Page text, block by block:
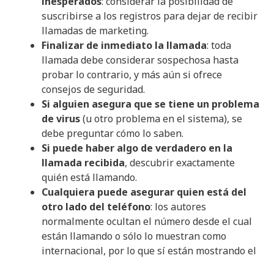
suscribirse a los registros para dejar de recibir
llamadas de marketing.
Finalizar de inmediato la llamada: toda
llamada debe considerar sospechosa hasta
probar lo contrario, y más aún si ofrece
consejos de seguridad.
Si alguien asegura que se tiene un problema
de virus(u otro problema en el sistema), se
debe preguntar cómo lo saben.
Si puede haber algo de verdadero en la
llamada recibida, descubrir exactamente
quién está llamando.
Cualquiera puede asegurar quien está del
otro lado del teléfono: los autores
normalmente ocultan el número desde el cual
están llamando o sólo lo muestran como
internacional, por lo que sí están mostrando el